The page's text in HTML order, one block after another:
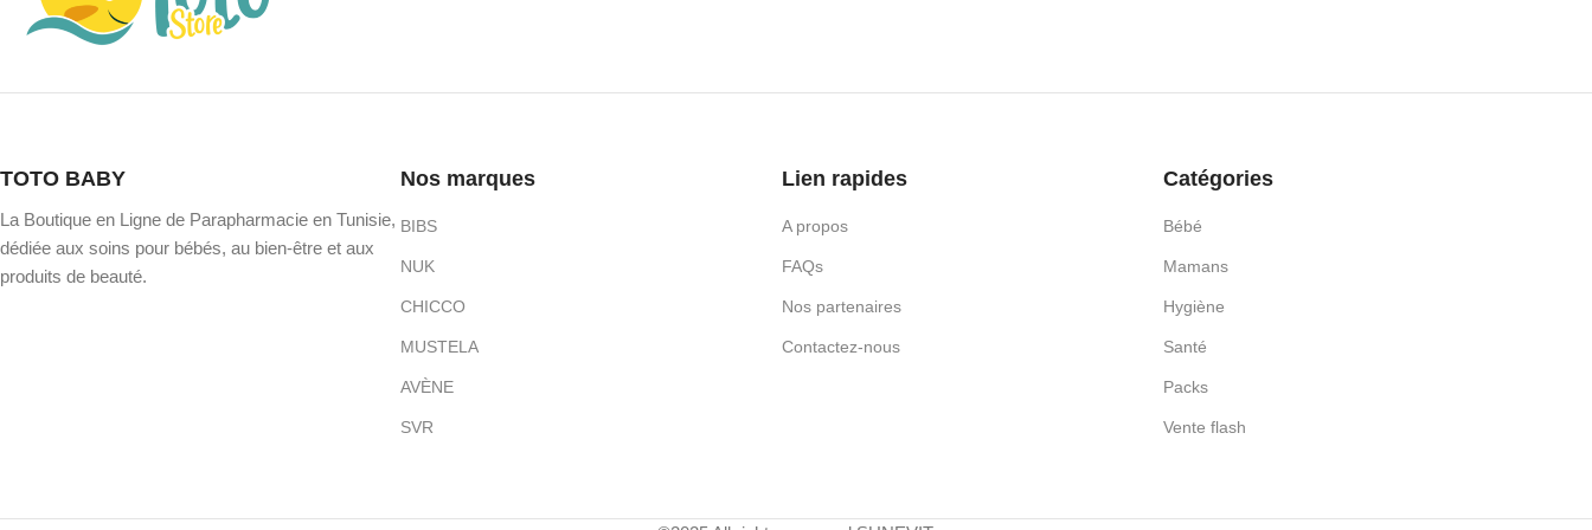
TOTO BABY
La Boutique en Ligne de Parapharmacie en Tunisie,
dédiée aux soins pour bébés, au bien-être et aux
produits de beauté.
Nos marques
BIBS
NUK
CHICCO
MUSTELA
AVÈNE
SVR
Lien rapides
A propos
FAQs
Nos partenaires
Contactez-nous
Catégories
Bébé
Mamans
Hygiène
Santé
Packs
Vente flash